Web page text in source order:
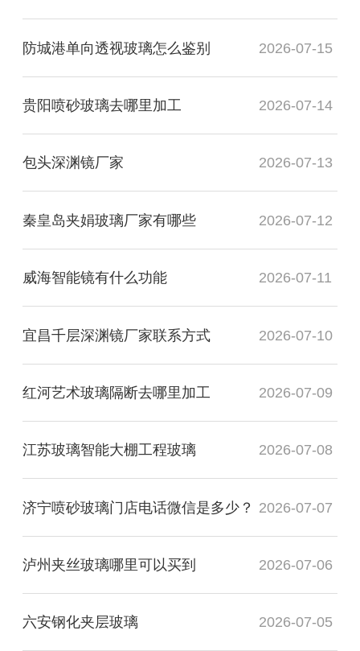
防城港单向透视玻璃怎么鉴别 2026-07-15
贵阳喷砂玻璃去哪里加工 2026-07-14
包头深渊镜厂家 2026-07-13
秦皇岛夹娟玻璃厂家有哪些 2026-07-12
威海智能镜有什么功能 2026-07-11
宜昌千层深渊镜厂家联系方式 2026-07-10
红河艺术玻璃隔断去哪里加工 2026-07-09
江苏玻璃智能大棚工程玻璃 2026-07-08
济宁喷砂玻璃门店电话微信是多少？ 2026-07-07
泸州夹丝玻璃哪里可以买到 2026-07-06
六安钢化夹层玻璃 2026-07-05